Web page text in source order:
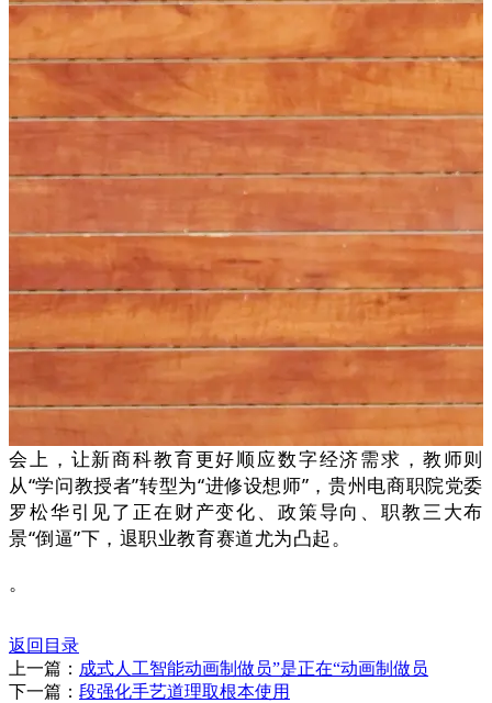
会上，让新商科教育更好顺应数字经济需求，教师则
从“学问教授者”转型为“进修设想师”，贵州电商职院党委
罗松华引见了正在财产变化、政策导向、职教三大布
景“倒逼”下，退职业教育赛道尤为凸起。
。
返回目录
上一篇： 成式人工智能动画制做员”是正在“动画制做员
下一篇： 段强化手艺道理取根本使用